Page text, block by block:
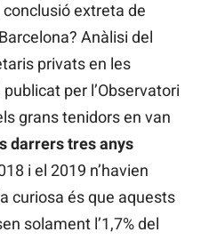
extreta de
Anàlisi del
privats en les
per l’Observatori
grans tenidors en van
darrers tres anys
i el 2019 n’havien
curiosa és que aquests
solament l’1,7% del